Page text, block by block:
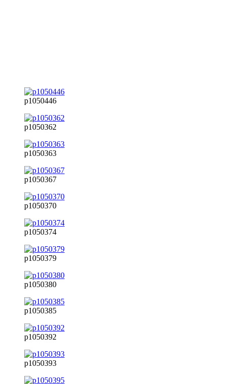
p1050446
p1050362
p1050363
p1050367
p1050370
p1050374
p1050379
p1050380
p1050385
p1050392
p1050393